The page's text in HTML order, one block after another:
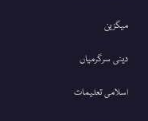
میگزین
دینی سرگرمیاں
اسلامی تعلیمات